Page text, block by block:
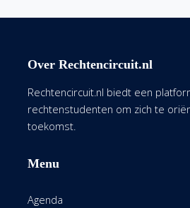
Over Rechtencircuit.nl
Rechtencircuit.nl biedt een
rechtenstudenten om zich te
toekomst.
Menu
Agenda